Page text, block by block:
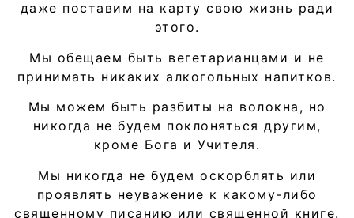
даже поставим на карту свою жизнь ради
этого.
Мы обещаем быть вегетарианцами и не
принимать никаких алкогольных напитков.
Мы можем быть разбиты на волокна, но
никогда не будем поклоняться другим,
кроме Бога и Учителя.
Мы никогда не будем оскорблять или
проявлять неуважение к какому-либо
священному писанию или священной книге.